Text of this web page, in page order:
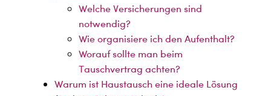
Welche Versicherungen sind
notwendig?
Wie organisiere ich den Aufenthalt?
Worauf sollte man beim
Tauschvertrag achten?
Warum ist Haustausch eine ideale Lösung